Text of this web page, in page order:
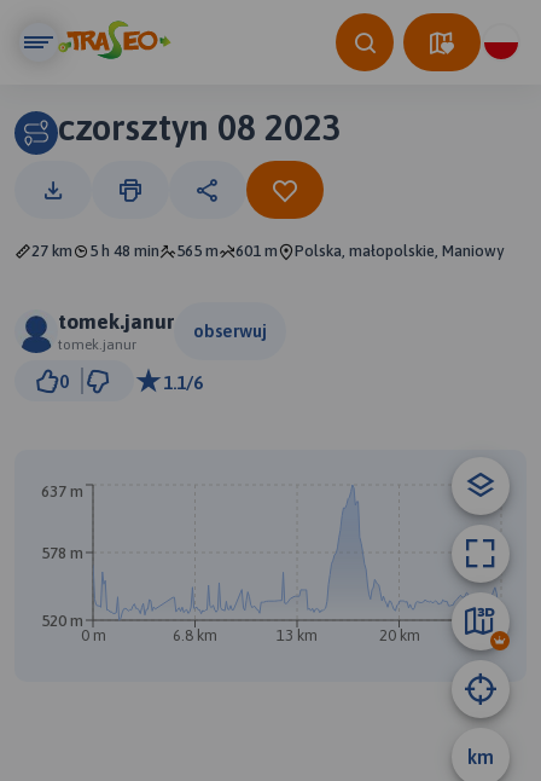
czorsztyn 08 2023
27 km 5 h 48 min 565 m 601 m Polska, małopolskie, Maniowy
tomek.janur
tomek.janur
obserwuj
0 1.1/6
km
0 m 6.8 km 13 km 20 km 27 km
520 m
578 m
637 m